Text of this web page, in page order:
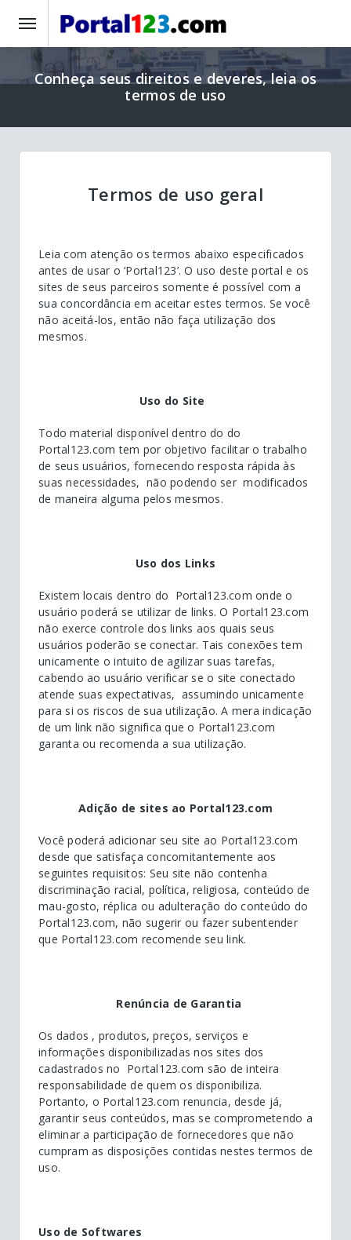
Conheça seus direitos e deveres, leia os
termos de uso
Termos de uso geral
Leia com atenção os termos abaixo especificados
antes de usar o ‘Portal123’. O uso deste portal e os
sites de seus parceiros somente é possível com a
sua concordância em aceitar estes termos. Se você
não aceitá-los, então não faça utilização dos
mesmos.
Uso do Site
Todo material disponível dentro do do
Portal123.com tem por objetivo facilitar o trabalho
de seus usuários, fornecendo resposta rápida às
suas necessidades, não podendo ser modificados
de maneira alguma pelos mesmos.
Uso dos Links
Existem locais dentro do Portal123.com onde o
usuário poderá se utilizar de links. O Portal123.com
não exerce controle dos links aos quais seus
usuários poderão se conectar. Tais conexões tem
unicamente o intuito de agilizar suas tarefas,
cabendo ao usuário verificar se o site conectado
atende suas expectativas, assumindo unicamente
para si os riscos de sua utilização. A mera indicação
de um link não significa que o Portal123.com
garanta ou recomenda a sua utilização.
Adição de sites ao Portal123.com
Você poderá adicionar seu site ao Portal123.com
desde que satisfaça concomitantemente aos
seguintes requisitos: Seu site não contenha
discriminação racial, política, religiosa, conteúdo de
mau-gosto, réplica ou adulteração do conteúdo do
Portal123.com, não sugerir ou fazer subentender
que Portal123.com recomende seu link.
Renúncia de Garantia
Os dados , produtos, preços, serviços e
informações disponibilizadas nos sites dos
cadastrados no Portal123.com são de inteira
responsabilidade de quem os disponibiliza.
Portanto, o Portal123.com renuncia, desde já,
garantir seus conteúdos, mas se comprometendo a
eliminar a participação de fornecedores que não
cumpram as disposições contidas nestes termos de
uso.
Uso de Softwares